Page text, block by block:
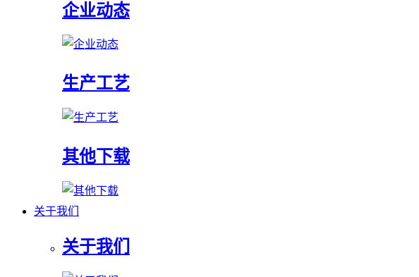
企业动态
生产工艺
其他下载
关于我们
关于我们